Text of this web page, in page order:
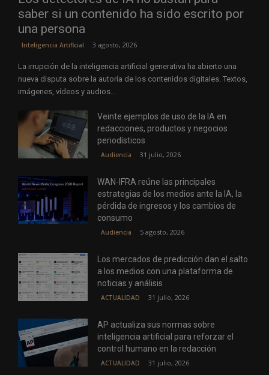
saber si un contenido ha sido escrito por
una persona
Inteligencia Artificial 3 agosto, 2026
La irrupción de la inteligencia artificial generativa ha abierto una
nueva disputa sobre la autoría de los contenidos digitales. Textos,
imágenes, vídeos y audios...
Veinte ejemplos de uso de la IA en
redacciones, productos y negocios
periodísticos
Audiencia 31 julio, 2026
WAN-IFRA reúne las principales
estrategias de los medios ante la IA, la
pérdida de ingresos y los cambios de
consumo
Audiencia 5 agosto, 2026
Los mercados de predicción dan el salto
a los medios con una plataforma de
noticias y análisis
ACTUALIDAD 31 julio, 2026
AP actualiza sus normas sobre
inteligencia artificial para reforzar el
control humano en la redacción
ACTUALIDAD 31 julio, 2026